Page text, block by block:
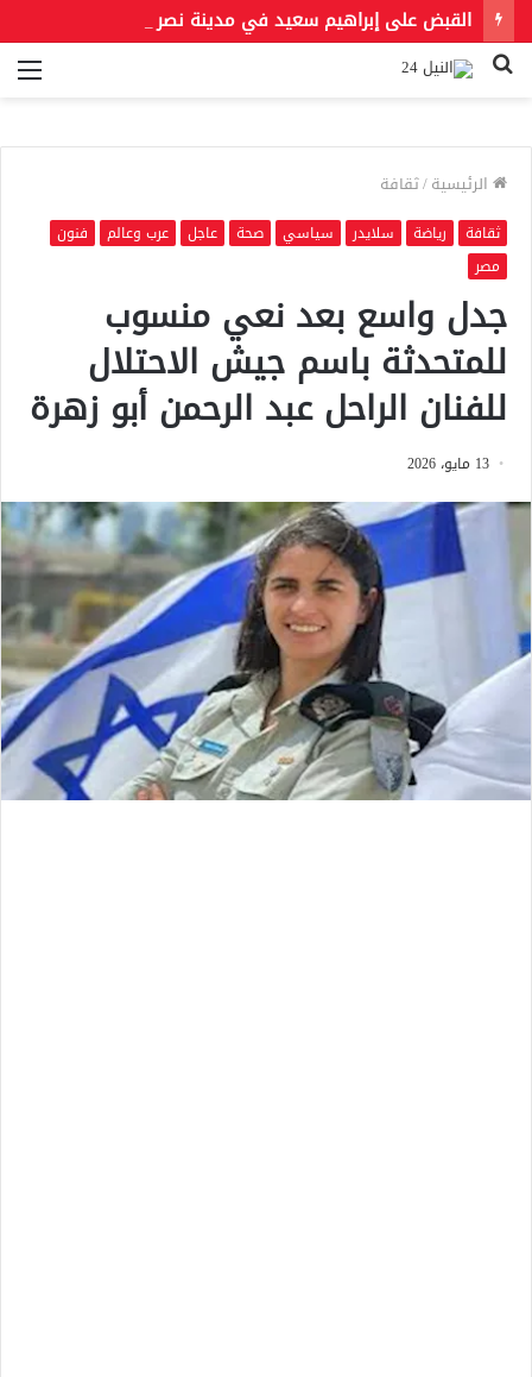
بحث
الرئيسية/ثقافة
ثقافة رياضة سلايدر سياسي صحة عاجل عرب وعالم
فنون
مصر
جدل واسع بعد نعي منسوب
للمتحدثة باسم جيش الاحتلال
للفنان الراحل عبد الرحمن أبو زهرة
13 مايو، 2026